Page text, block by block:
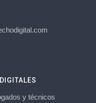
y técnicos